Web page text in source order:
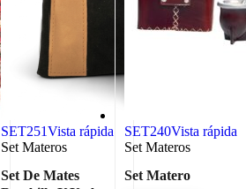
SET251Vista rápida
Set Materos
Set De Mates
SET240Vista rápida
Set Materos
Set Matero